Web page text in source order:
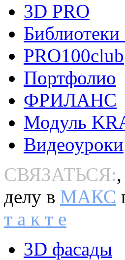
3D PRO
PRO100club
Портфолио
ФРИЛАНС
Модуль
Видеоуроки
СВЯЗАТЬСЯ:
делу в MAКС
т а к т е
3D фасады